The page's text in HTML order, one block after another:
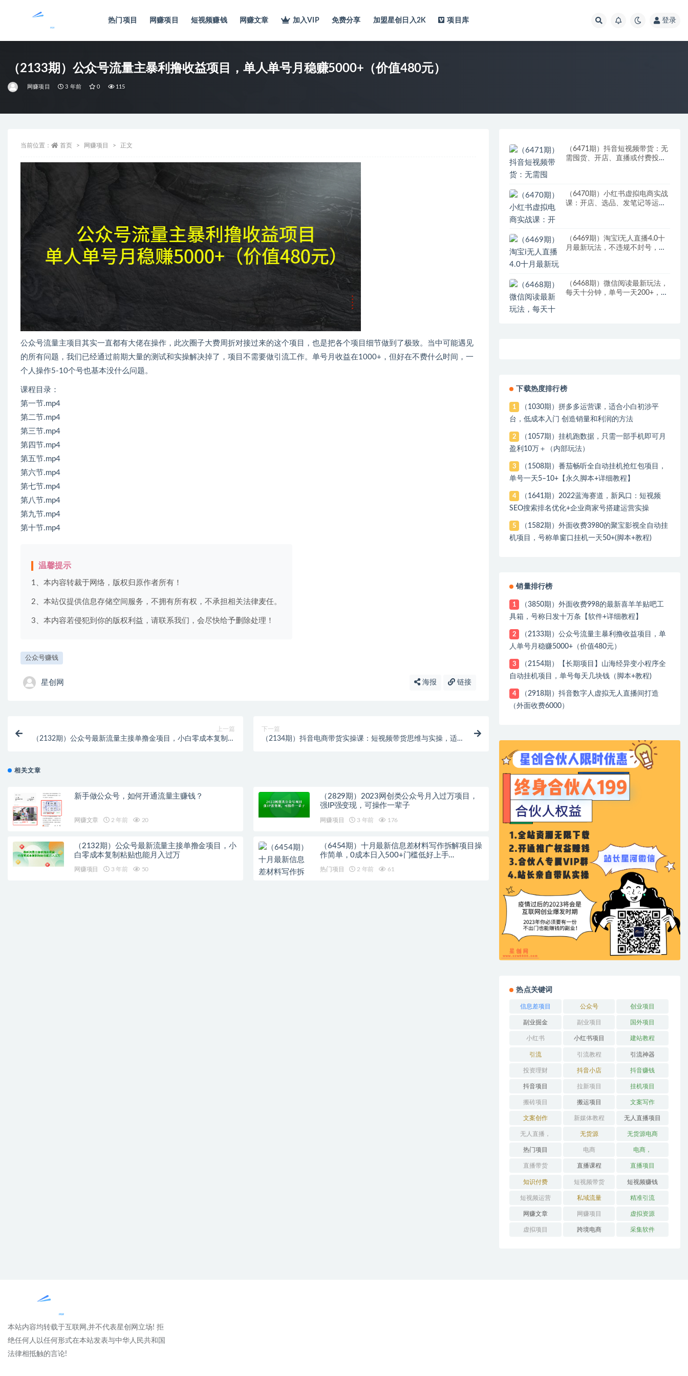
热门项目 网赚项目 短视频赚钱 网赚文章 加入VIP 免费分享 加盟星创日入2K 项目库 登录
（2133期）公众号流量主暴利撸收益项目，单人单号月稳赚5000+（价值480元）
网赚项目 3 年前 0 115
当前位置： 首页 网赚项目 正文
公众号流量主项目其实一直都有大佬在操作，此次圈子大费周折对接过来的这个项目，也是把各个项目细节做到了极致。当中可能遇见
的所有问题，我们已经通过前期大量的测试和实操解决掉了，项目不需要做引流工作。单号月收益在1000+，但好在不费什么时间，一
个人操作5-10个号也基本没什么问题。
课程目录：
第一节.mp4
第二节.mp4
第三节.mp4
第四节.mp4
第五节.mp4
第六节.mp4
第七节.mp4
第八节.mp4
第九节.mp4
第十节.mp4
温馨提示
1、本内容转裁于网络，版权归原作者所有！
2、本站仅提供信息存储空间服务，不拥有所有权，不承担相关法律麦任。
3、本内容若侵犯到你的版权利益，请联系我们，会尽快给予删除处理！
公众号赚钱
星创网 海报 链接
上一篇
（2132期）公众号最新流量主接单撸金项目，小白零成本复制粘
下一篇
（2134期）抖音电商带货实操课：短视频带货思维与实操，适合
相关文章
新手做公众号，如何开通流量主赚钱？
网赚文章 2 年前 20
（2829期）2023网创类公众号月入过万项目，
强IP强变现，可操作一辈子
网赚项目 3 年前 176
（2132期）公众号最新流量主接单撸金项目，小
白零成本复制粘贴也能月入过万
网赚项目 3 年前 50
（6454期）十月最新信息差材料写作拆解项目操
作简单，0成本日入500+门槛低好上手…
热门项目 2 年前 61
（6471期）抖音短视频带货：无
需囤货、开店、直播或付费投
（6470期）小红书虚拟电商实战
课：开店、选品、发笔记等运营
（6469期）淘宝i无人直播4.0十
月最新玩法，不违规不封号，完
（6468期）微信阅读最新玩法，
每天十分钟，单号一天200+，简
下载热度排行榜
1
（1030期）拼多多运营课，适合小白初涉平
台，低成本入门 创造销量和利润的方法
2
（1057期）挂机跑数据，只需一部手机即可月
盈利10万＋（内部玩法）
3
（1508期）番茄畅听全自动挂机抢红包项目，
单号一天5–10+【永久脚本+详细教程】
4
（1641期）2022蓝海赛道，新风口：短视频
SEO搜索排名优化+企业商家号搭建运营实操
5
（1582期）外面收费3980的聚宝影视全自动挂
机项目，号称单窗口挂机一天50+(脚本+教程)
销量排行榜
1
（3850期）外面收费998的最新喜羊羊贴吧工
具箱，号称日发十万条【软件+详细教程】
2
（2133期）公众号流量主暴利撸收益项目，单
人单号月稳赚5000+（价值480元）
3
（2154期）【长期项目】山海经异变小程序全
自动挂机项目，单号每天几块钱（脚本+教程)
4
（2918期）抖音数字人虚拟无人直播间打造
（外面收费6000）
热点关键词
信息差项目 公众号 创业项目
副业掘金 副业项目 国外项目
小红书 小红书项目 建站教程
引流 引流教程 引流神器
投资理财 抖音小店 抖音赚钱
抖音项目 拉新项目 挂机项目
搬砖项目 搬运项目 文案写作
文案创作 新媒体教程 无人直播项目
无人直播， 无货源 无货源电商
热门项目 电商 电商，
直播带货 直播课程 直播项目
知识付费 短视频带货 短视频赚钱
短视频运营 私域流量 精准引流
网赚文章 网赚项目 虚拟资源
虚拟项目 跨境电商 采集软件
本站内容均转载于互联网,并不代表星创网立场! 拒
绝任何人以任何形式在本站发表与中华人民共和国
法律相抵触的言论!